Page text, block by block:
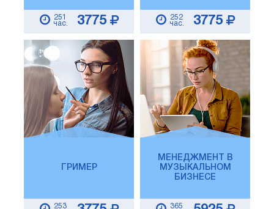
251
час.
3775
252
час.
3775
ГРИМЕР
253
МЕНЕДЖМЕНТ В
МУЗЫКАЛЬНОМ
БИЗНЕСЕ
365